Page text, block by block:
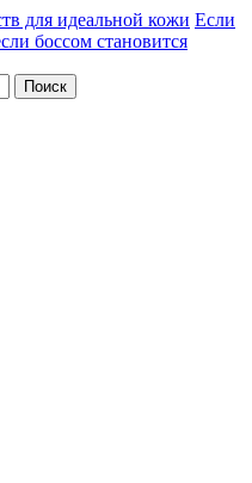
для идеальной кожи Если
боссом становится